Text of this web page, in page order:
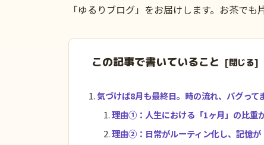
「ゆるりブログ」をお届けします。お茶で
この記事で書いていること
気づけば8月も最終日。時の流れ、バグって
理由①：人生における「1ヶ月」の比重
理由②：日常がルーティン化し、記憶